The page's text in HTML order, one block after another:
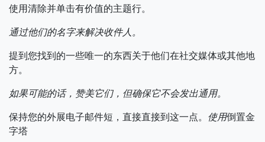
使用清除并单击有价值的主题行。
通过他们的名字来解决收件人。
提到您找到的一些唯一的东西关于他们在社交媒体或其他地
方。
如果可能的话，赞美它们，但确保它不会发出通用。
保持您的外展电子邮件短，直接直接到这一点。 使用倒置金
字塔